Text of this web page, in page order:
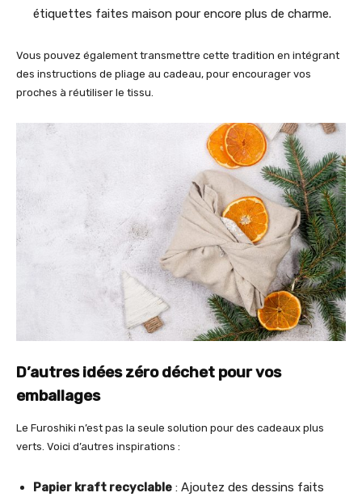
étiquettes faites maison pour encore plus de charme.
Vous pouvez également transmettre cette tradition en intégrant
des instructions de pliage au cadeau, pour encourager vos
proches à réutiliser le tissu.
D’autres idées zéro déchet pour vos
emballages
Le Furoshiki n’est pas la seule solution pour des cadeaux plus
verts. Voici d’autres inspirations :
Papier kraft recyclable : Ajoutez des dessins faits